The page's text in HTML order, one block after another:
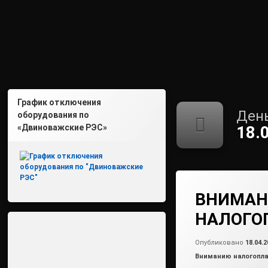
Опубликовано
Рубрики:
Вниманию
График отключения
оборудования по
«Двиноважские РЭС»